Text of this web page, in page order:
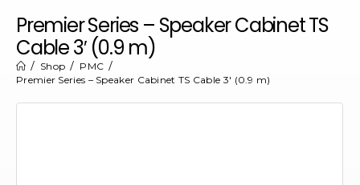
Premier Series – Speaker Cabinet TS
Cable 3′ (0.9 m)
Shop
PMC
Premier Series – Speaker Cabinet TS Cable 3′ (0.9 m)